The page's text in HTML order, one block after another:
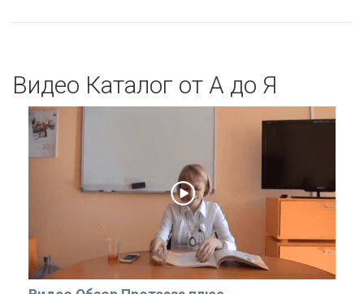
Видео Каталог от А до Я